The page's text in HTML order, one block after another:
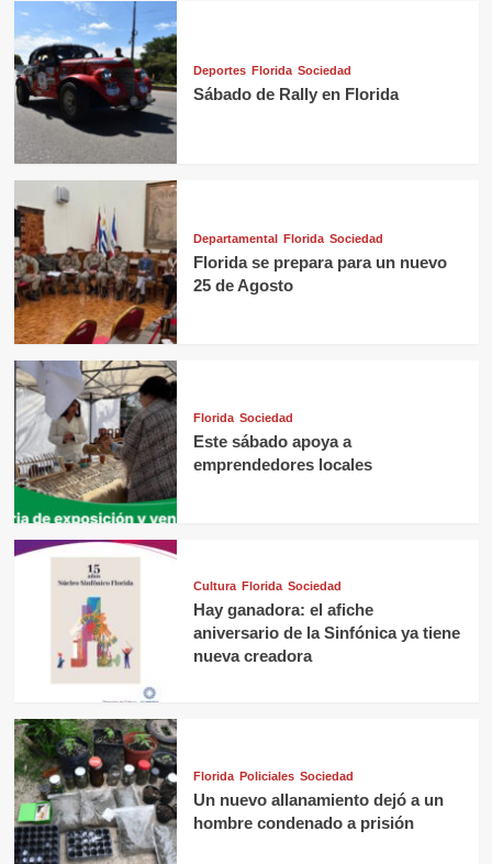
Deportes Florida Sociedad
Sábado de Rally en Florida
Departamental Florida Sociedad
Florida se prepara para un nuevo
25 de Agosto
Florida Sociedad
Este sábado apoya a
emprendedores locales
Cultura Florida Sociedad
Hay ganadora: el afiche
aniversario de la Sinfónica ya tiene
nueva creadora
Florida Policiales Sociedad
Un nuevo allanamiento dejó a un
hombre condenado a prisión